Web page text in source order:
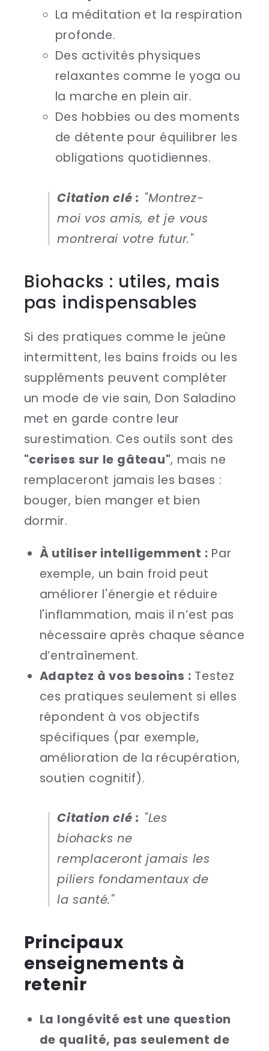
La méditation et la respiration
profonde.
Des activités physiques
relaxantes comme le yoga ou
la marche en plein air.
Des hobbies ou des moments
de détente pour équilibrer les
obligations quotidiennes.
Citation clé : "Montrez-
moi vos amis, et je vous
montrerai votre futur."
Biohacks : utiles, mais
pas indispensables
Si des pratiques comme le jeûne
intermittent, les bains froids ou les
suppléments peuvent compléter
un mode de vie sain, Don Saladino
met en garde contre leur
surestimation. Ces outils sont des
"cerises sur le gâteau", mais ne
remplaceront jamais les bases :
bouger, bien manger et bien
dormir.
À utiliser intelligemment : Par
exemple, un bain froid peut
améliorer l'énergie et réduire
l'inflammation, mais il n’est pas
nécessaire après chaque séance
d’entraînement.
Adaptez à vos besoins : Testez
ces pratiques seulement si elles
répondent à vos objectifs
spécifiques (par exemple,
amélioration de la récupération,
soutien cognitif).
Citation clé : "Les
biohacks ne
remplaceront jamais les
piliers fondamentaux de
la santé."
Principaux
enseignements à
retenir
La longévité est une question
de qualité, pas seulement de